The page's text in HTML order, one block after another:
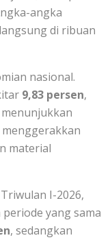
angka
di ribuan
nasional.
9,83 persen,
material
I-2026,
periode yang sama
, sedangkan